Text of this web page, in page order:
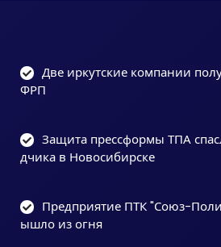
Две иркутские компании
ФРП
Защита прессформы ТПА
дчика в Новосибирске
Предприятие ПТК "Союз-
ышло из огня